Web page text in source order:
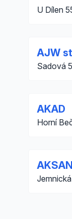
U Dílen
AJW
Sadová
AKAD
Horní